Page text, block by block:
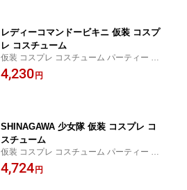
レディーコマンドービキニ 仮装 コスプ
レ コスチューム
仮装 コスプレ コスチューム パーティー ハ
ロウィン パーティーグッズ 宴会 イベント
4,230円
SHINAGAWA 少女隊 仮装 コスプレ コ
スチューム
仮装 コスプレ コスチューム パーティー ハ
ロウィン パーティーグッズ 宴会 イベント
4,724円